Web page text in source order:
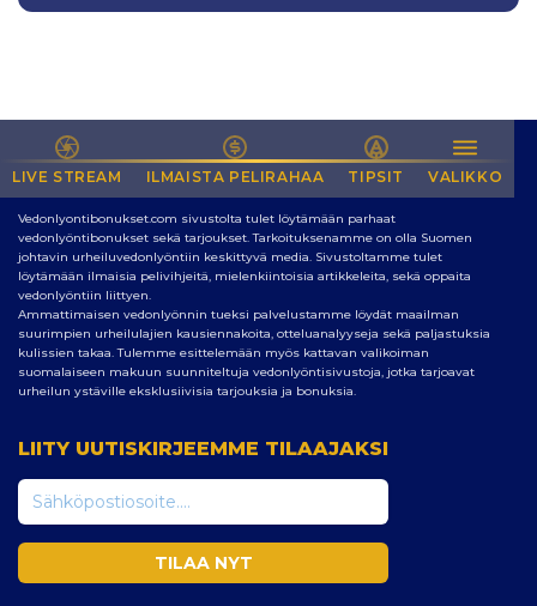
LIVE STREAM ILMAISTA PELIRAHAA TIPSIT VALIKKO
NETIN PARAS SIVUSTO VEDONLYÖNTIIN
Vedonlyontibonukset.com sivustolta tulet löytämään parhaat
vedonlyöntibonukset sekä tarjoukset. Tarkoituksenamme on olla Suomen
johtavin urheiluvedonlyöntiin keskittyvä media. Sivustoltamme tulet
löytämään ilmaisia pelivihjeitä, mielenkiintoisia artikkeleita, sekä oppaita
vedonlyöntiin liittyen.
Ammattimaisen vedonlyönnin tueksi palvelustamme löydät maailman
suurimpien urheilulajien kausiennakoita, otteluanalyyseja sekä paljastuksia
kulissien takaa. Tulemme esittelemään myös kattavan valikoiman
suomalaiseen makuun suunniteltuja vedonlyöntisivustoja, jotka tarjoavat
urheilun ystäville eksklusiivisia tarjouksia ja bonuksia.
LIITY UUTISKIRJEEMME TILAAJAKSI